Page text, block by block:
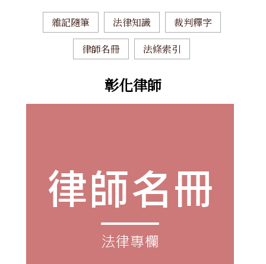
雜記隨筆 法律知識
裁判釋字
律師名冊
法條索引
彰化律師